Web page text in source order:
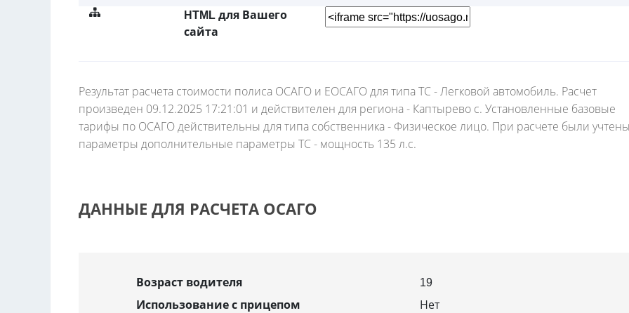
HTML для Вашего
сайта
Результат расчета стоимости полиса ОСАГО и ЕОСАГО для типа ТС - Легковой автомобиль. Расчет
произведен 09.12.2025 17:21:01 и действителен для региона - Каптырево с. Установленные базовые
тарифы по ОСАГО действительны для типа собственника - Физическое лицо. При расчете были
параметры дополнительные параметры ТС - мощность 135 л.с.
ДАННЫЕ ДЛЯ РАСЧЕТА ОСАГО
Возраст водителя
19
Использование с прицепом
Нет